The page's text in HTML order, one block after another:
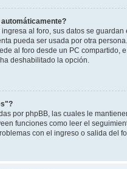
al foro, sus datos se
pueda ser usada por otra
al foro desde un PC compartido,
deshabilitado la opción.
por phpBB, las cuales le
funciones como leer el
con el ingreso o salida del